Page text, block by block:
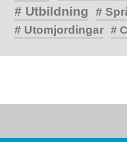
# Utbildning
#
# Utomjordingar #